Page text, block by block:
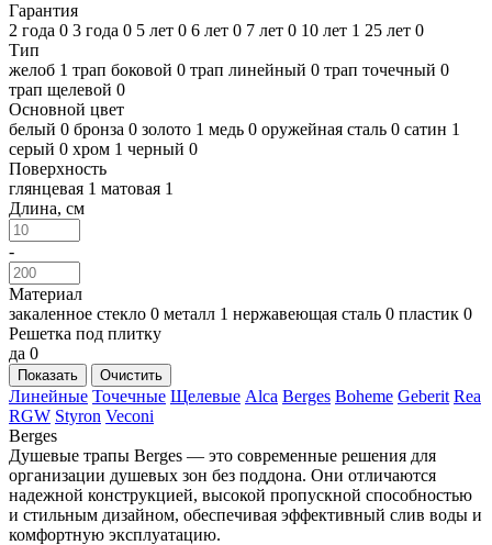
Гарантия
2 года 0 3 года 0 5 лет 0 6 лет 0 7 лет 0 10 лет 1 25 лет 0
Тип
желоб 1 трап боковой 0 трап линейный 0 трап точечный 0
трап щелевой 0
Основной цвет
белый 0 бронза 0 золото 1 медь 0 оружейная сталь 0 сатин 1
серый 0 хром 1 черный 0
Поверхность
глянцевая 1 матовая 1
Длина, см
-
Материал
закаленное стекло 0 металл 1 нержавеющая сталь 0 пластик 0
Решетка под плитку
да 0
Показать Очистить
Линейные Точечные Щелевые Alca Berges Boheme Geberit Rea
RGW Styron Veconi
Berges
Душевые трапы Berges — это современные решения для
организации душевых зон без поддона. Они отличаются
надежной конструкцией, высокой пропускной способностью
и стильным дизайном, обеспечивая эффективный слив воды и
комфортную эксплуатацию.